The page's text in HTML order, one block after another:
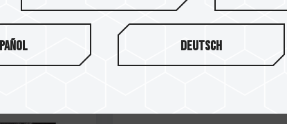
AWARD
M.2 PCIe
Gold
HARDZONE
DELTA RGB DDR5 DESKTOP
MEMORY BLACK
Deutsch